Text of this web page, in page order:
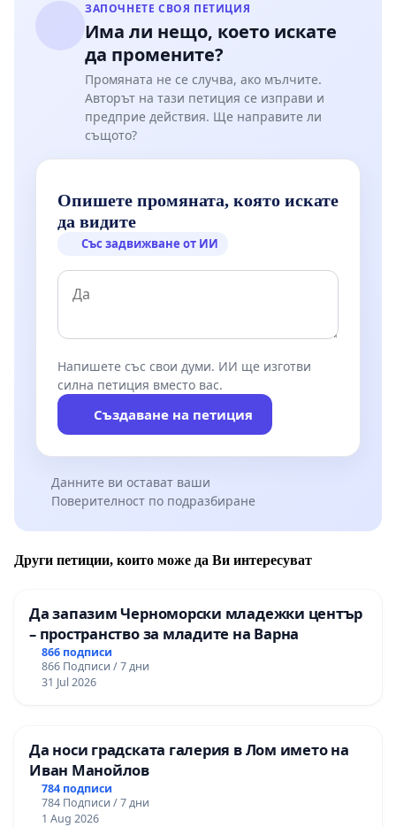
ЗАПОЧНЕТЕ СВОЯ ПЕТИЦИЯ
Има ли нещо, което искате
да промените?
Промяната не се случва, ако мълчите.
Авторът на тази петиция се изправи и
предприе действия. Ще направите ли
същото?
Опишете промяната, която искате
да видите
Със задвижване от ИИ
Напишете със свои думи. ИИ ще изготви
силна петиция вместо вас.
Създаване на петиция
Данните ви остават ваши
Поверителност по подразбиране
Други петиции, които може да Ви интересуват
Да запазим Черноморски младежки център
– пространство за младите на Варна
866 подписи
866 Подписи / 7 дни
31 Jul 2026
Да носи градската галерия в Лом името на
Иван Манойлов
784 подписи
784 Подписи / 7 дни
1 Aug 2026